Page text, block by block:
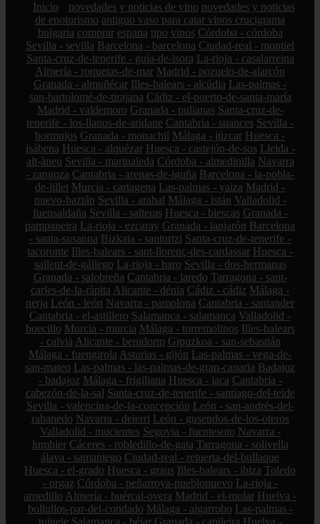
Inicio novedades y noticias de vino novedades y noticias
de enoturismo antiguo vaso para catar vinos crucigrama
bulgaria comprar espana tipo vinos Córdoba - córdoba
Sevilla - sevilla Barcelona - barcelona Ciudad-real - montiel
Santa-cruz-de-tenerife - guía-de-isora La-rioja - casalarreina
Almería - roquetas-de-mar Madrid - pozuelo-de-alarcón
Granada - almuñécar Illes-balears - alcúdia Las-palmas -
san-bartolomé-de-tirajana Cádiz - el-puerto-de-santa-maría
Madrid - valdemoro Granada - pulianas Santa-cruz-de-
tenerife - los-llanos-de-aridane Cantabria - suances Sevilla -
bormujos Granada - monachil Málaga - júzcar Huesca -
isábena Huesca - alquézar Huesca - castejón-de-sos Lleida -
alt-àneu Sevilla - marinaleda Córdoba - almedinilla Navarra
- zangoza Cantabria - arenas-de-iguña Barcelona - la-pobla-
de-lillet Murcia - cartagena Las-palmas - yaiza Madrid -
nuevo-baztán Sevilla - arahal Málaga - istán Valladolid -
fuensaldaña Sevilla - salteras Huesca - biescas Granada -
pampaneira La-rioja - ezcaray Granada - lanjarón Barcelona
- santa-susanna Bizkaia - santurtzi Santa-cruz-de-tenerife -
tacoronte Illes-balears - sant-llorenç-des-cardassar Huesca -
sallent-de-gállego La-rioja - haro Sevilla - dos-hermanas
Granada - salobreña Cantabria - laredo Tarragona - sant-
carles-de-la-ràpita Alicante - dénia Cádiz - cádiz Málaga -
nerja León - león Navarra - pamplona Cantabria - santander
Cantabria - el-astillero Salamanca - salamanca Valladolid -
boecillo Murcia - murcia Málaga - torremolinos Illes-balears
- calvià Alicante - benidorm Gipuzkoa - san-sebastián
Málaga - fuengirola Asturias - gijón Las-palmas - vega-de-
san-mateo Las-palmas - las-palmas-de-gran-canaria Badajoz
- badajoz Málaga - frigiliana Huesca - jaca Cantabria -
cabezón-de-la-sal Santa-cruz-de-tenerife - santiago-del-teide
Sevilla - valencina-de-la-concepción León - san-andrés-del-
rabanedo Navarra - deierri León - gusendos-de-los-oteros
Valladolid - mucientes Segovia - fuentesoto Navarra -
lumbier Cáceres - robledillo-de-gata Tarragona - solivella
álava - samaniego Ciudad-real - retuerta-del-bullaque
Huesca - el-grado Huesca - graus Illes-balears - ibiza Toledo
- orgaz Córdoba - peñarroya-pueblonuevo La-rioja -
arnedillo Almería - huércal-overa Madrid - el-molar Huelva -
bollullos-par-del-condado Málaga - algarrobo Las-palmas -